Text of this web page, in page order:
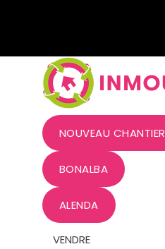
NOUVEAU CHANTIER
BONALBA
ALENDA
VENDRE